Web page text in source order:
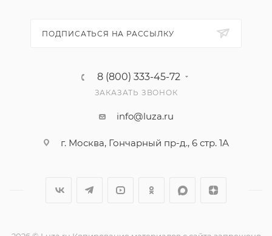
ПОДПИСАТЬСЯ НА РАССЫЛКУ
8 (800) 333-45-72
ЗАКАЗАТЬ ЗВОНОК
info@luza.ru
г. Москва, Гончарный пр-д., 6 стр. 1А